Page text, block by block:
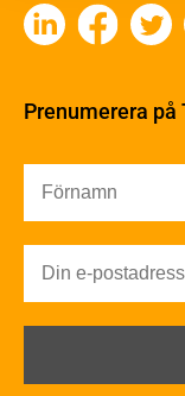
Kemisk
Fakta om
Ljud
Brandsäkerhet
Brandsäkerhet
Brandförlopp i
Brandklasser
Prenumerera på